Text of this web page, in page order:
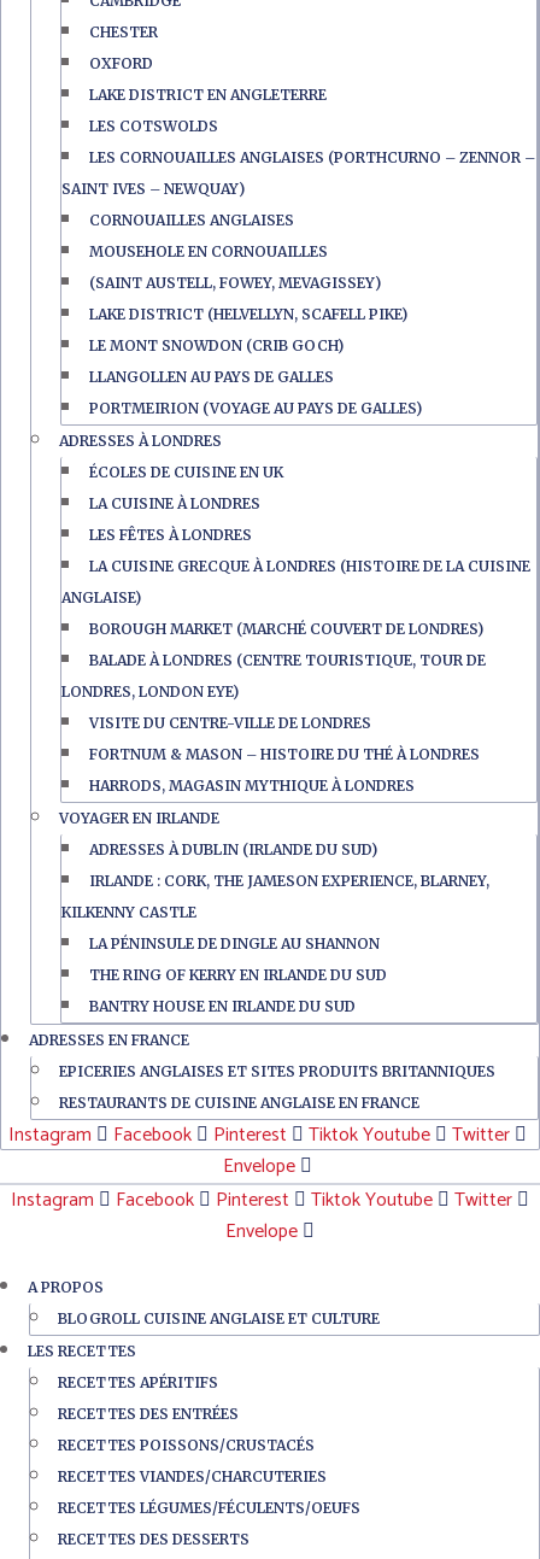
CHESTER
OXFORD
LAKE DISTRICT EN ANGLETERRE
LES COTSWOLDS
LES CORNOUAILLES ANGLAISES (PORTHCURNO – ZENNOR –
SAINT IVES – NEWQUAY)
CORNOUAILLES ANGLAISES
MOUSEHOLE EN CORNOUAILLES
(SAINT AUSTELL, FOWEY, MEVAGISSEY)
LAKE DISTRICT (HELVELLYN, SCAFELL PIKE)
LE MONT SNOWDON (CRIB GOCH)
LLANGOLLEN AU PAYS DE GALLES
PORTMEIRION (VOYAGE AU PAYS DE GALLES)
ADRESSES À LONDRES
ÉCOLES DE CUISINE EN UK
LA CUISINE À LONDRES
LES FÊTES À LONDRES
LA CUISINE GRECQUE À LONDRES (HISTOIRE DE LA CUISINE
ANGLAISE)
BOROUGH MARKET (MARCHÉ COUVERT DE LONDRES)
BALADE À LONDRES (CENTRE TOURISTIQUE, TOUR DE
LONDRES, LONDON EYE)
VISITE DU CENTRE-VILLE DE LONDRES
FORTNUM & MASON – HISTOIRE DU THÉ À LONDRES
HARRODS, MAGASIN MYTHIQUE À LONDRES
VOYAGER EN IRLANDE
ADRESSES À DUBLIN (IRLANDE DU SUD)
IRLANDE : CORK, THE JAMESON EXPERIENCE, BLARNEY,
KILKENNY CASTLE
LA PÉNINSULE DE DINGLE AU SHANNON
THE RING OF KERRY EN IRLANDE DU SUD
BANTRY HOUSE EN IRLANDE DU SUD
ADRESSES EN FRANCE
EPICERIES ANGLAISES ET SITES PRODUITS BRITANNIQUES
RESTAURANTS DE CUISINE ANGLAISE EN FRANCE
Instagram Facebook Pinterest TiktokYoutube
Twitter
Envelope
Instagram
Facebook Pinterest TiktokYoutube
Twitter
Envelope
A PROPOS
BLOGROLL CUISINE ANGLAISE ET CULTURE
LES RECETTES
RECETTES APÉRITIFS
RECETTES DES ENTRÉES
RECETTES POISSONS/CRUSTACÉS
RECETTES VIANDES/CHARCUTERIES
RECETTES LÉGUMES/FÉCULENTS/OEUFS
RECETTES DES DESSERTS